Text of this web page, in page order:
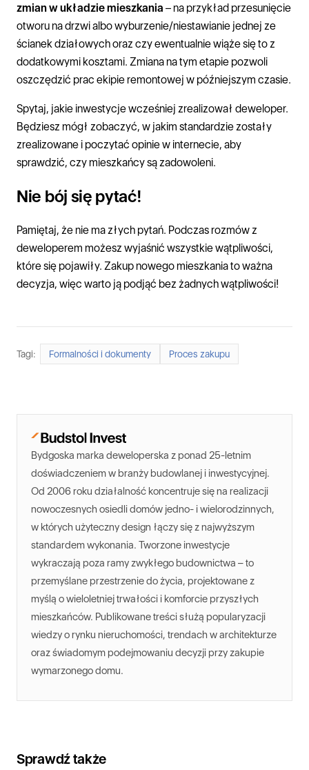
zmian w układzie mieszkania – na przykład przesunięcie
otworu na drzwi albo wyburzenie/niestawianie jednej ze
ścianek działowych oraz czy ewentualnie wiąże się to z
dodatkowymi kosztami. Zmiana na tym etapie pozwoli
oszczędzić prac ekipie remontowej w późniejszym czasie.
Spytaj, jakie inwestycje wcześniej zrealizował deweloper.
Będziesz mógł zobaczyć, w jakim standardzie zostały
zrealizowane i poczytać opinie w internecie, aby
sprawdzić, czy mieszkańcy są zadowoleni.
Nie bój się pytać!
Pamiętaj, że nie ma złych pytań. Podczas rozmów z
deweloperem możesz wyjaśnić wszystkie wątpliwości,
które się pojawiły. Zakup nowego mieszkania to ważna
decyzja, więc warto ją podjąć bez żadnych wątpliwości!
Tagi: Formalności i dokumenty Proces zakupu
Bydgoska marka deweloperska z ponad 25-letnim
doświadczeniem w branży budowlanej i inwestycyjnej.
Od 2006 roku działalność koncentruje się na realizacji
nowoczesnych osiedli domów jedno- i wielorodzinnych,
w których użyteczny design łączy się z najwyższym
standardem wykonania. Tworzone inwestycje
wykraczają poza ramy zwykłego budownictwa – to
przemyślane przestrzenie do życia, projektowane z
myślą o wieloletniej trwałości i komforcie przyszłych
mieszkańców. Publikowane treści służą popularyzacji
wiedzy o rynku nieruchomości, trendach w architekturze
oraz świadomym podejmowaniu decyzji przy zakupie
wymarzonego domu.
Sprawdź także